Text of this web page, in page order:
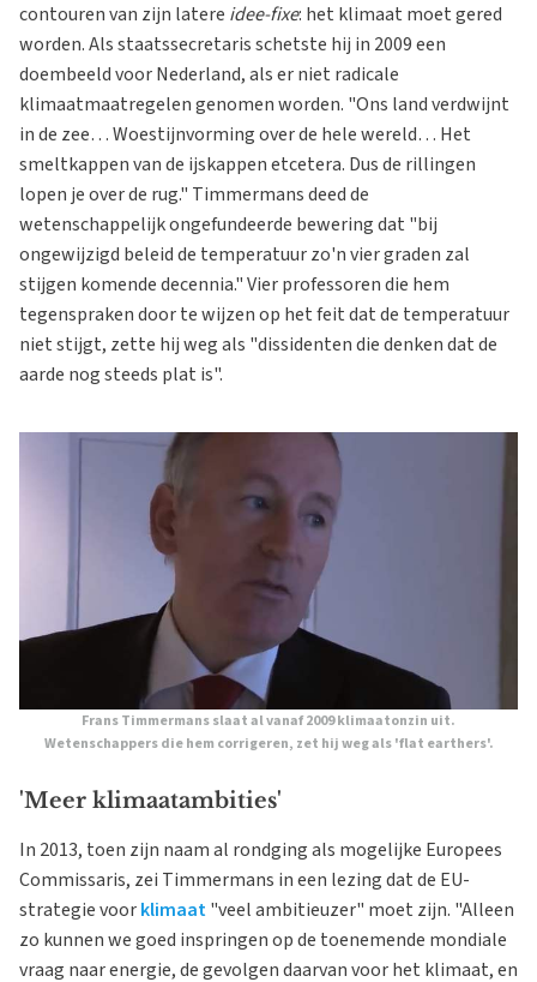
contouren van zijn latere idee-fixe: het klimaat moet gered
worden. Als staatssecretaris schetste hij in 2009 een
doembeeld voor Nederland, als er niet radicale
klimaatmaatregelen genomen worden. "Ons land verdwijnt
in de zee… Woestijnvorming over de hele wereld… Het
smeltkappen van de ijskappen etcetera. Dus de rillingen
lopen je over de rug." Timmermans deed de
wetenschappelijk ongefundeerde bewering dat "bij
ongewijzigd beleid de temperatuur zo'n vier graden zal
stijgen komende decennia." Vier professoren die hem
tegenspraken door te wijzen op het feit dat de temperatuur
niet stijgt, zette hij weg als "dissidenten die denken dat de
aarde nog steeds plat is".
Frans Timmermans slaat al vanaf 2009 klimaatonzin uit.
Wetenschappers die hem corrigeren, zet hij weg als 'flat earthers'.
'Meer klimaatambities'
In 2013, toen zijn naam al rondging als mogelijke Europees
Commissaris, zei Timmermans in een lezing dat de EU-
strategie voorklimaat"veel ambitieuzer" moet zijn. "Alleen
zo kunnen we goed inspringen op de toenemende mondiale
vraag naar energie, de gevolgen daarvan voor het klimaat, en